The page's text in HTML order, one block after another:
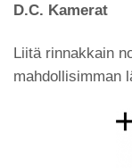
D.C. Kamerat
Liitä rinnakkain
mahdollisimman